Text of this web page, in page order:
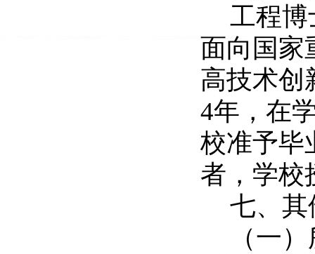
工程
面向国家
高技术创
4年，在
校准予毕
者，学校
七、
（一